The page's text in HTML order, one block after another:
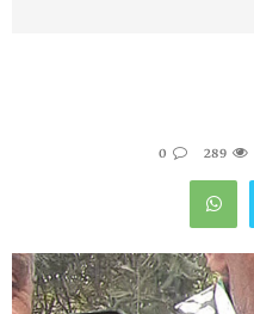
289
0